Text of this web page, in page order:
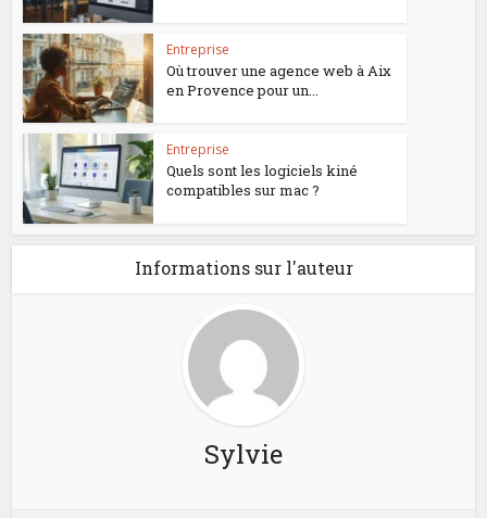
Entreprise
Où trouver une agence web à Aix
en Provence pour un...
Entreprise
Quels sont les logiciels kiné
compatibles sur mac ?
Informations sur l'auteur
Sylvie